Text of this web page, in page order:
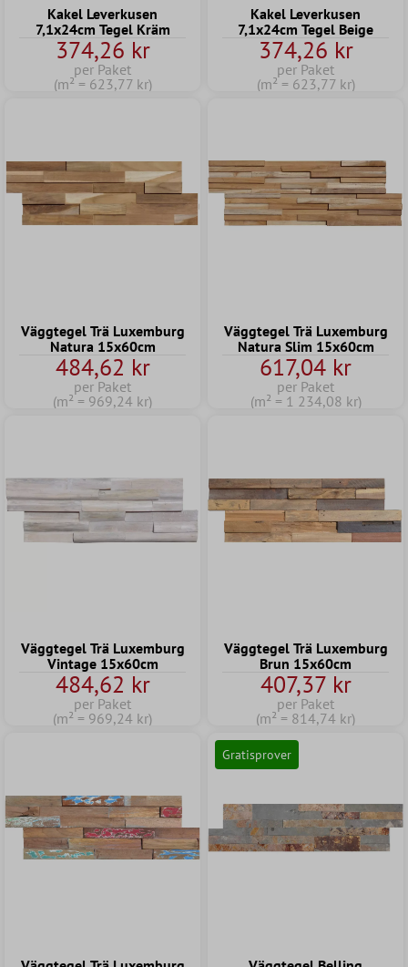
Kakel Leverkusen
7,1x24cm Tegel Kräm
374,26 kr
per Paket
(m² = 623,77 kr)
Kakel Leverkusen
7,1x24cm Tegel Beige
374,26 kr
per Paket
(m² = 623,77 kr)
Väggtegel Trä Luxemburg
Natura 15x60cm
484,62 kr
per Paket
(m² = 969,24 kr)
Väggtegel Trä Luxemburg
Natura Slim 15x60cm
617,04 kr
per Paket
(m² = 1 234,08 kr)
Väggtegel Trä Luxemburg
Vintage 15x60cm
484,62 kr
per Paket
(m² = 969,24 kr)
Väggtegel Trä Luxemburg
Brun 15x60cm
407,37 kr
per Paket
(m² = 814,74 kr)
Gratisprover